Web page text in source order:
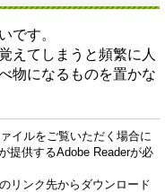
です。
えてしまうと頻繁に人
物になるものを置かな
イルをご覧いただく場合に
提供するAdobe Readerが必
リンク先からダウンロード